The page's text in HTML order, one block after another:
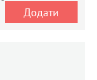
Додати